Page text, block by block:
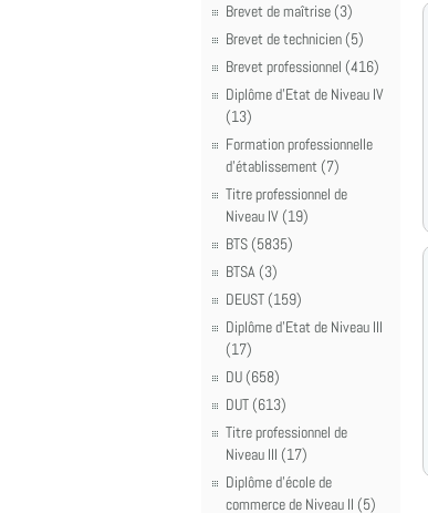
Brevet de maîtrise (3)
Brevet de technicien (5)
Brevet professionnel (416)
Diplôme d'Etat de Niveau IV
(13)
Formation professionnelle
d'établissement (7)
Titre professionnel de
Niveau IV (19)
BTS (5835)
BTSA (3)
DEUST (159)
Diplôme d'Etat de Niveau III
(17)
DU (658)
DUT (613)
Titre professionnel de
Niveau III (17)
Diplôme d'école de
commerce de Niveau II (5)